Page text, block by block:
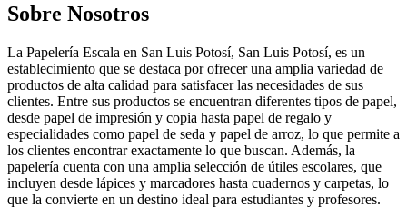
Sobre Nosotros
La Papelería Escala en San Luis Potosí, San Luis Potosí, es un
establecimiento que se destaca por ofrecer una amplia variedad de
productos de alta calidad para satisfacer las necesidades de sus
clientes. Entre sus productos se encuentran diferentes tipos de papel,
desde papel de impresión y copia hasta papel de regalo y
especialidades como papel de seda y papel de arroz, lo que permite a
los clientes encontrar exactamente lo que buscan. Además, la
papelería cuenta con una amplia selección de útiles escolares, que
incluyen desde lápices y marcadores hasta cuadernos y carpetas, lo
que la convierte en un destino ideal para estudiantes y profesores.